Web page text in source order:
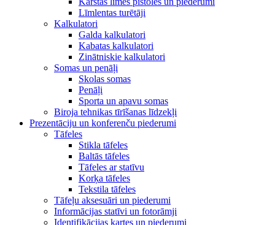
Līmlentas turētāji
Kalkulatori
Galda kalkulatori
Kabatas kalkulatori
Zinātniskie kalkulatori
Somas un penāļi
Skolas somas
Penāļi
Sporta un apavu somas
Biroja tehnikas tīrīšanas līdzekļi
Prezentāciju un konferenču piederumi
Tāfeles
Stikla tāfeles
Baltās tāfeles
Tāfeles ar statīvu
Korķa tāfeles
Tekstila tāfeles
Tāfeļu aksesuāri un piederumi
Informācijas statīvi un fotorāmji
Identifikācijas kartes un piederumi